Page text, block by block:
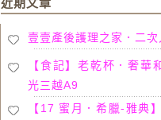
近期文章
壹壹產後護理之家．二
【食記】老乾杯．奢華
光三越A9
【17 蜜月．希臘-雅典